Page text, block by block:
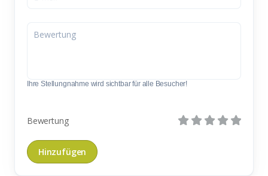
Ihre Stellungnahme wird sichtbar für alle Besucher!
Bewertung